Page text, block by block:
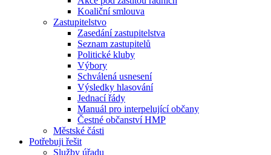
Koaliční smlouva
Zastupitelstvo
Zasedání zastupitelstva
Seznam zastupitelů
Politické kluby
Výbory
Schválená usnesení
Výsledky hlasování
Jednací řády
Manuál pro interpelující občany
Čestné občanství HMP
Městské části
Potřebuji řešit
Služby úřadu